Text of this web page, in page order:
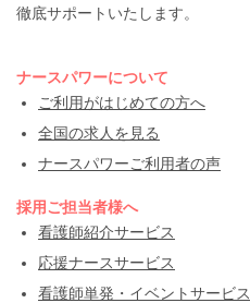
徹底サポートいたします。
ナースパワーについて
ご利用がはじめての方へ
全国の求人を見る
ナースパワーご利用者の声
採用ご担当者様へ
看護師紹介サービス
応援ナースサービス
看護師単発・イベントサービス